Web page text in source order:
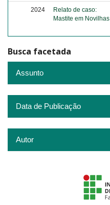
2024
Relato de caso:
Mastite em Novilhas
Busca facetada
Assunto
Data de Publicação
Autor